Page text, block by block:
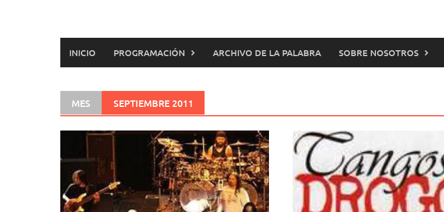
INICIO PROGRAMACIÓN ARCHIVO DE LA PALABRA SOBRE NOSOTROS
MES SEPTIEMBRE 2011